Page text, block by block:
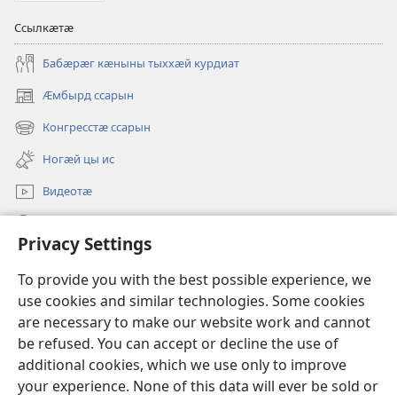
Privacy Settings
To provide you with the best possible experience, we
use cookies and similar technologies. Some cookies
are necessary to make our website work and cannot
be refused. You can accept or decline the use of
additional cookies, which we use only to improve
your experience. None of this data will ever be sold or
Ссылкӕтӕ
Бабӕрӕг кӕныны тыххӕй курдиат
Ӕмбырд ссарын
(opens
new
window)
Конгресстӕ ссарын
(opens
new
window)
Ногӕй цы ис
Видеотӕ
(opens
window)Хъахъхъӕнӕн мӕсыджы ОНЛАЙН-БИБЛИОТЕКӔ™
(opens
new
window)JW Hub ®
(opens
new
window)